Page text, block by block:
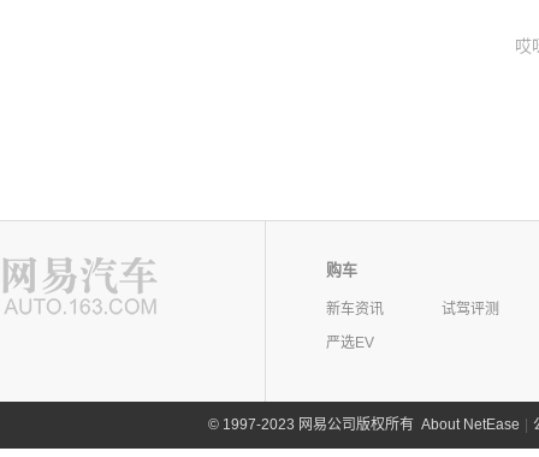
哎
购车
新车资讯
试驾评测
严选EV
©1997-2023 网易公司版权所有 About NetEase